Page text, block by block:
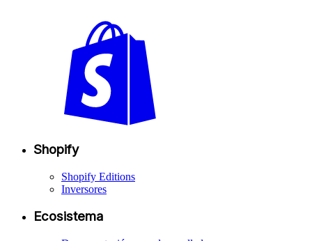
Shopify
Shopify Editions
Inversores
Ecosistema